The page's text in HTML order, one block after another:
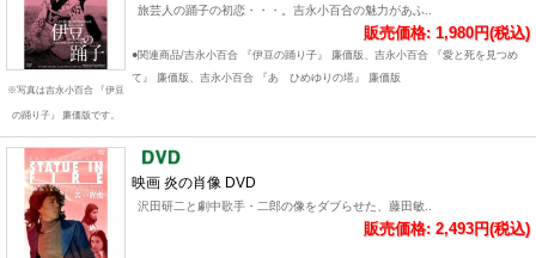
※写真は吉永小百合 『伊豆
の踊り子』 廉価版です。
旅芸人の踊子の初恋・・・。吉永小百合の魅力があふ..
販売価格: 1,980円(税込)
●関連商品/吉永小百合 『伊豆の踊り子』 廉価版、吉永小百合 『愛と死を見つめ
て』 廉価版、吉永小百合 『あゝひめゆりの塔』 廉価版
映画 炎の肖像 DVD
沢田研二と劇中歌手・二郎の像をダブらせた、藤田敏..
販売価格: 2,493円(税込)